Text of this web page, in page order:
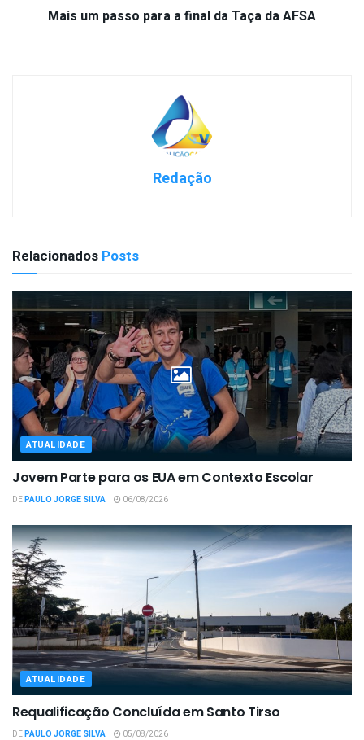
Mais um passo para a final da Taça da AFSA
Redação
Relacionados Posts
ATUALIDADE
Jovem Parte para os EUA em Contexto Escolar
DEPAULO JORGE SILVA 06/08/2026
ATUALIDADE
Requalificação Concluída em Santo Tirso
DEPAULO JORGE SILVA 05/08/2026